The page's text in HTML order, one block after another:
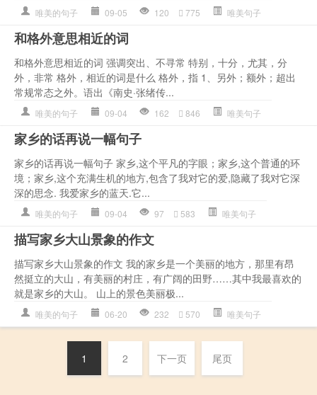
唯美的句子 09-05 120 775 唯美句子
和格外意思相近的词
和格外意思相近的词 强调突出、不寻常 特别，十分，尤其，分
外，非常 格外，相近的词是什么 格外，指 1、另外；额外；超出
常规常态之外。语出《南史·张绪传...
唯美的句子 09-04 162 846 唯美句子
家乡的话再说一幅句子
家乡的话再说一幅句子 家乡,这个平凡的字眼；家乡,这个普通的环
境；家乡,这个充满生机的地方,包含了我对它的爱,隐藏了我对它深
深的思念. 我爱家乡的蓝天.它...
唯美的句子 09-04 97 583 唯美句子
描写家乡大山景象的作文
描写家乡大山景象的作文 我的家乡是一个美丽的地方，那里有昂
然挺立的大山，有美丽的村庄，有广阔的田野……其中我最喜欢的
就是家乡的大山。 山上的景色美丽极...
唯美的句子 06-20 232 570 唯美句子
1 2 下一页 尾页